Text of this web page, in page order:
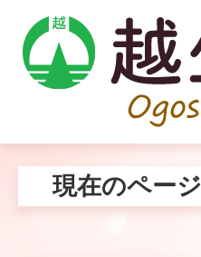
現在のページ